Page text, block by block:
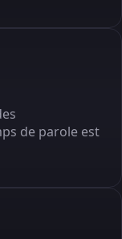
de parole est